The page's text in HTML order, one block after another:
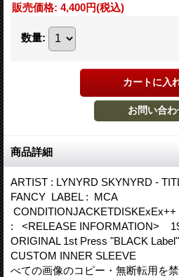
販売価格: 4,400円(税込)
数量:
商品詳細
ARTIST : LYNYRD SKYNYRD -
FANCY LABEL : MCA
: <RELEASE INFORMATION>
ORIGINAL 1st Press "BLACK
CUSTOM INNER
べての画像のコピー・無断転用を